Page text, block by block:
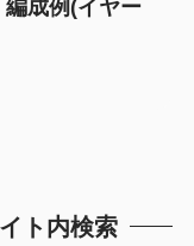
成例(イヤー
ト内検索